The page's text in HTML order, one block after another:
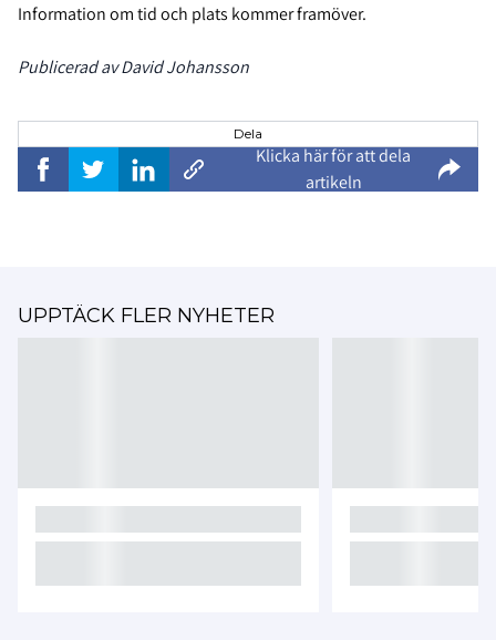
Information om tid och plats kommer framöver.
Publicerad av David Johansson
Dela
Klicka här för att dela
artikeln
UPPTÄCK FLER NYHETER